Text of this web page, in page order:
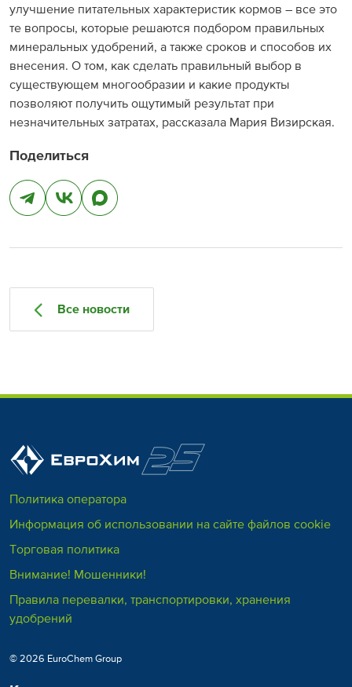
улучшение питательных характеристик кормов – все это
те вопросы, которые решаются подбором правильных
минеральных удобрений, а также сроков и способов их
внесения. О том, как сделать правильный выбор в
существующем многообразии и какие продукты
позволяют получить ощутимый результат при
незначительных затратах, рассказала Мария Визирская.
Поделиться
Все новости
Политика оператора
Информация об использовании на сайте файлов cookie
Торговая политика
Внимание! Мошенники!
Правила перевалки, транспортировки, хранения
удобрений
© 2026 EuroChem Group